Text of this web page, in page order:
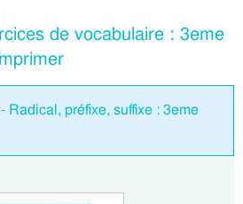
de vocabulaire : 3eme
Radical, préfixe, suffixe : 3eme